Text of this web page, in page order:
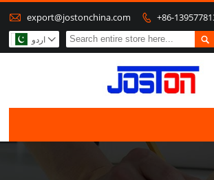
 export@jostonchina.com  +86-
 اردو 